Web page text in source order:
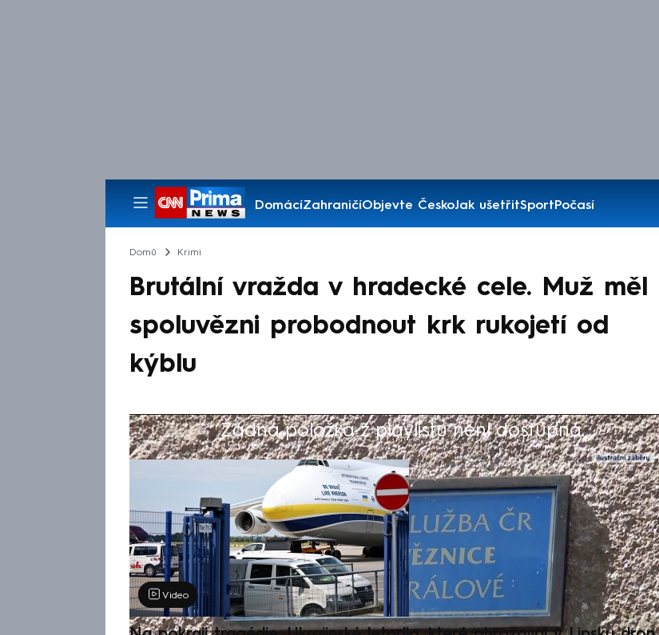
DomácíZahraničíObjevte ČeskoJak ušetřitSportPočasí
Pořady
Domů Krimi
Brutální vražda v hradecké cele. Muž měl
spoluvězni probodnout krk rukojetí od
kýblu
Žádná položka z playlistu není dostupná.
Výběr redakce
Video